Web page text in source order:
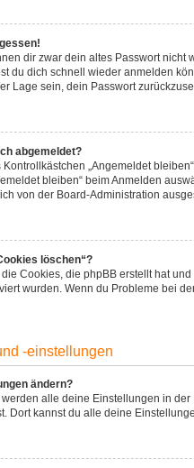
dir zwar dein altes Passwort
du dich schnell wieder anmelden
Lage sein, dein Passwort
abgemeldet?
„Angemeldet
bleiben“ beim Anmelden
von der Board-Administration
löschen“?
Cookies, die phpBB erstellt hat
wurden. Wenn du Probleme bei
-einstellungen
ändern?
alle deine Einstellungen in
Dort kannst du alle deine